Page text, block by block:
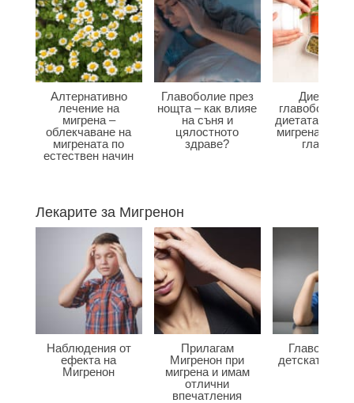
Алтернативно
лечение на
мигрена –
облекчаване на
мигрената по
естествен начин
Главоболие през
нощта – как влияе
на съня и
цялостното
здраве?
Диета при
главоболие –
диетата
мигрена и
главата?
Лекарите за Мигренон
Наблюдения от
ефекта на
Мигренон
Прилагам
Мигренон при
мигрена и имам
отлични
впечатления
детската